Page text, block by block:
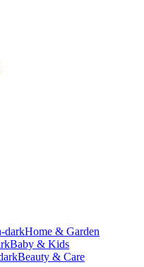
Home & Garden
Baby & Kids
Beauty & Care